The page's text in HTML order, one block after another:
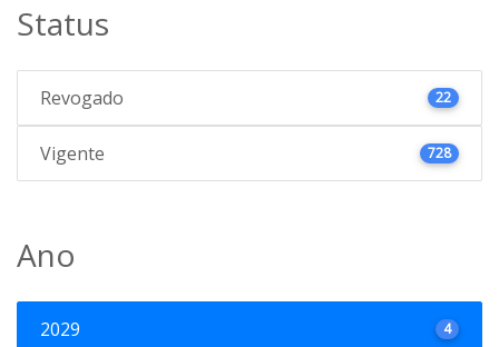
Status
Revogado 22
Vigente 728
Ano
2029 4